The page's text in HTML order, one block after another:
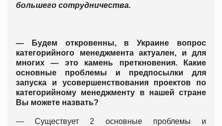
большего сотрудничества.
— Будем откровенны, в Украине вопрос
категорийного менеджмента актуален, и для
многих — это камень преткновения. Какие
основные проблемы и предпосылки для
запуска и усовершенствования проектов по
категорийному менеджменту в нашей стране
Вы можете назвать?
— Существует 2 основные проблемы и